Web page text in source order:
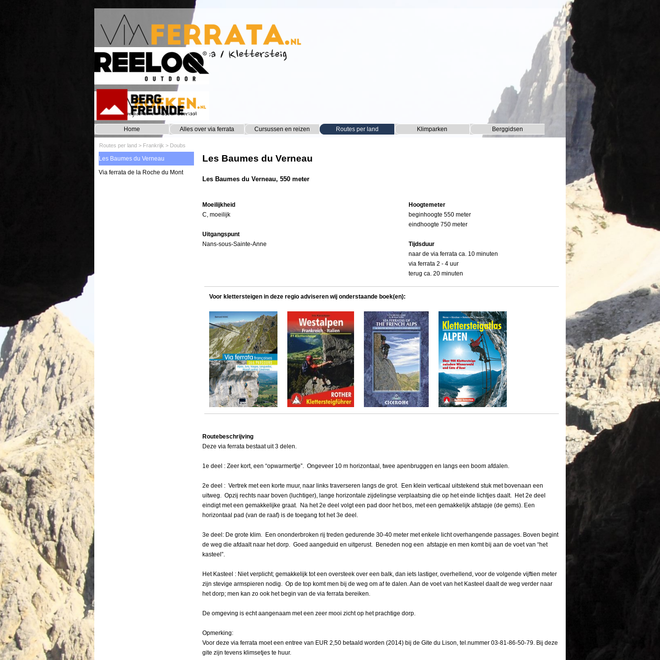
Menu overslaan
Home Alles over via ferrata ▼
Cursussen en reizen ▼
Routes per land ▼
Klimparken ▼
Berggidsen
Routes per land > Frankrijk > Doubs
Les Baumes du Verneau
Via ferrata de la Roche du Mont
Les Baumes du Verneau
Les Baumes du Verneau, 550 meter
Moeilijkheid
C, moeilijk
Uitgangspunt
Nans-sous-Sainte-Anne
Hoogtemeter
beginhoogte 550 meter
eindhoogte 750 meter
Tijdsduur
naar de via ferrata ca. 10 minuten
via ferrata 2 - 4 uur
terug ca. 20 minuten
Voor klettersteigen in deze regio adviseren wij onderstaande boek(en):
Routebeschrijving
Deze via ferrata bestaat uit 3 delen.
1e deel : Zeer kort, een “opwarmertje”. Ongeveer 10 m horizontaal, twee apenbruggen en langs een boom afdalen.
2e deel : Vertrek met een korte muur, naar links traverseren langs de grot. Een klein verticaal uitstekend stuk met bovenaan een
uitweg. Opzij rechts naar boven (luchtiger), lange horizontale zijdelingse verplaatsing die op het einde lichtjes daalt. Het 2e deel
eindigt met een gemakkelijke graat. Na het 2e deel volgt een pad door het bos, met een gemakkelijk afstapje (de gems). Een
horizontaal pad (van de raaf) is de toegang tot het 3e deel.
3e deel: De grote klim. Een ononderbroken rij treden gedurende 30-40 meter met enkele licht overhangende passages. Boven begint
de weg die afdaalt naar het dorp. Goed aangeduid en uitgerust. Beneden nog een afstapje en men komt bij aan de voet van “het
kasteel”.
Het Kasteel : Niet verplicht; gemakkelijk tot een oversteek over een balk, dan iets lastiger, overhellend, voor de volgende vijftien meter
zijn stevige armspieren nodig. Op de top komt men bij de weg om af te dalen. Aan de voet van het Kasteel daalt de weg verder naar
het dorp; men kan zo ook het begin van de via ferrata bereiken.
De omgeving is echt aangenaam met een zeer mooi zicht op het prachtige dorp.
Opmerking:
Voor deze via ferrata moet een entree van EUR 2,50 betaald worden (2014) bij de Gite du Lison, tel.nummer 03-81-86-50-79. Bij deze
gite zijn tevens klimsetjes te huur.